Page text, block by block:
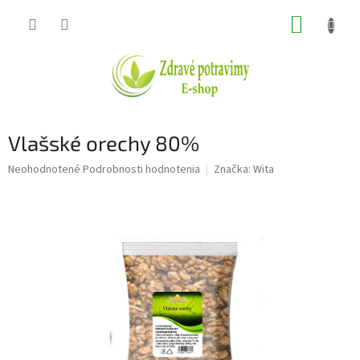
Vlašské orechy 80%
Priemerné
Neohodnotené Podrobnosti hodnotenia Značka: Wita